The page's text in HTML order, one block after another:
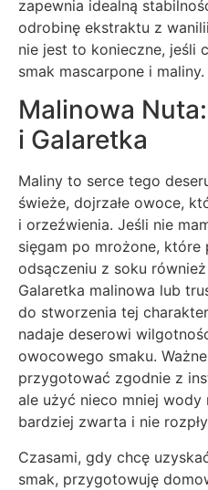
zapewnia idealną
odrobinę ekstraktu z
nie jest to konieczne, jeśli
smak mascarpone i maliny.
Malinowa
i Galaretka
Maliny to serce tego
świeże, dojrzałe owoce,
i orzeźwienia. Jeśli nie
sięgam po mrożone,
odsączeniu z soku
Galaretka malinowa lub
do stworzenia tej
nadaje deserowi
owocowego smaku.
przygotować zgodnie z
ale użyć nieco mniej wody
bardziej zwarta i nie
Czasami, gdy chcę
smak, przygotowuję